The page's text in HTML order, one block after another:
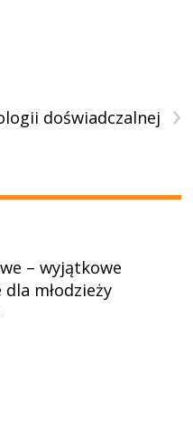
›
doświadczalnej
– wyjątkowe
młodzieży